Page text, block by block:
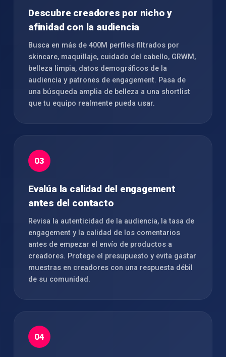
Descubre creadores por nicho y
afinidad con la audiencia
Busca en más de 400M perfiles filtrados por
skincare, maquillaje, cuidado del cabello, GRWM,
belleza limpia, datos demográficos de la
audiencia y patrones de engagement. Pasa de
una búsqueda amplia de belleza a una shortlist
que tu equipo realmente pueda usar.
03
Evalúa la calidad del engagement
antes del contacto
Revisa la autenticidad de la audiencia, la tasa de
engagement y la calidad de los comentarios
antes de empezar el envío de productos a
creadores. Protege el presupuesto y evita gastar
muestras en creadores con una respuesta débil
de su comunidad.
04